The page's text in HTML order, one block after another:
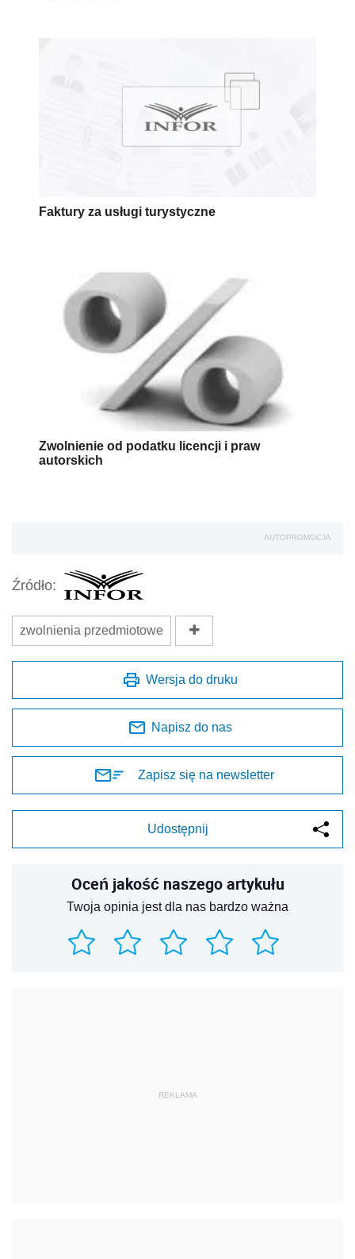
Faktury za usługi turystyczne
Zwolnienie od podatku licencji i praw
autorskich
AUTOPROMOCJA
Źródło:
zwolnienia przedmiotowe
Wersja do druku
Napisz do nas
Zapisz się na newsletter
Udostępnij
Oceń jakość naszego artykułu
Twoja opinia jest dla nas bardzo ważna
REKLAMA